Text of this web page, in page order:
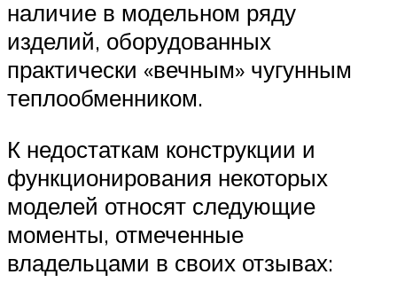
наличие в модельном ряду
изделий, оборудованных
практически «вечным» чугунным
теплообменником.
К недостаткам конструкции и
функционирования некоторых
моделей относят следующие
моменты, отмеченные
владельцами в своих отзывах: